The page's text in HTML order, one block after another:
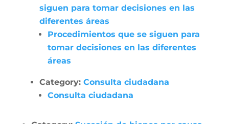
siguen para tomar decisiones en las
diferentes áreas
Procedimientos que se siguen para
tomar decisiones en las diferentes
áreas
Category: Consulta ciudadana
Consulta ciudadana